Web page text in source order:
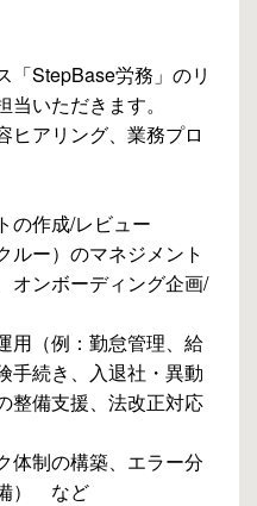
「StepBase労務」のリ
いただきます。
ヒアリング、業務プロ
の作成/レビュー
ルー）のマネジメント
オンボーディング企画/
用（例：勤怠管理、給
手続き、入退社・異動
整備支援、法改正対応
体制の構築、エラー分
） など